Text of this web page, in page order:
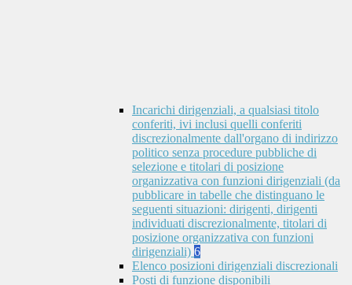
Incarichi dirigenziali, a qualsiasi titolo
conferiti, ivi inclusi quelli conferiti
discrezionalmente dall'organo di indirizzo
politico senza procedure pubbliche di
selezione e titolari di posizione
organizzativa con funzioni dirigenziali (da
pubblicare in tabelle che distinguano le
seguenti situazioni: dirigenti, dirigenti
individuati discrezionalmente, titolari di
posizione organizzativa con funzioni
dirigenziali) 6
Elenco posizioni dirigenziali discrezionali
Posti di funzione disponibili